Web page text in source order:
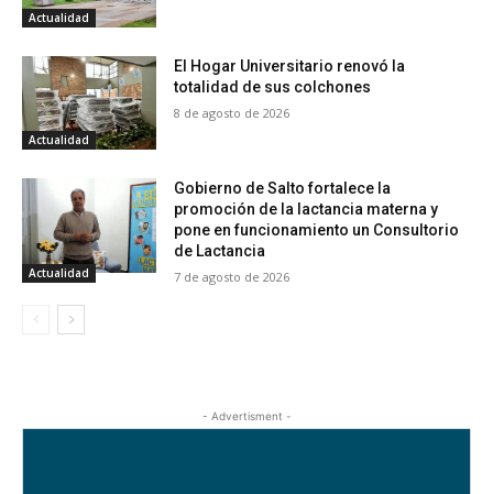
Actualidad
Actualidad
El Hogar Universitario renovó la
totalidad de sus colchones
8 de agosto de 2026
Actualidad
Gobierno de Salto fortalece la
promoción de la lactancia materna y
pone en funcionamiento un Consultorio
de Lactancia
7 de agosto de 2026
- Advertisment -